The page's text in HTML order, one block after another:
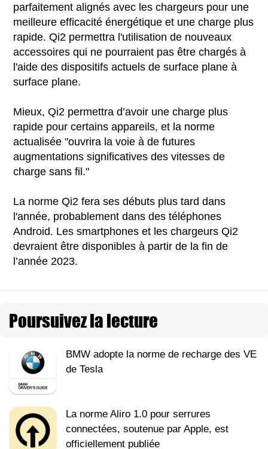
parfaitement alignés avec les chargeurs pour une
meilleure efficacité énergétique et une charge plus
rapide. Qi2 permettra l'utilisation de nouveaux
accessoires qui ne pourraient pas être chargés à
l'aide des dispositifs actuels de surface plane à
surface plane.
Mieux, Qi2 permettra d’avoir une charge plus
rapide pour certains appareils, et la norme
actualisée "ouvrira la voie à de futures
augmentations significatives des vitesses de
charge sans fil."
La norme Qi2 fera ses débuts plus tard dans
l'année, probablement dans des téléphones
Android. Les smartphones et les chargeurs Qi2
devraient être disponibles à partir de la fin de
l’année 2023.
Poursuivez la lecture
BMW adopte la norme de recharge des VE
de Tesla
La norme Aliro 1.0 pour serrures
connectées, soutenue par Apple, est
officiellement publiée